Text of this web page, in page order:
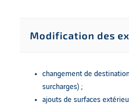
Modification des
changement de
surcharges) ;
ajouts de surfaces